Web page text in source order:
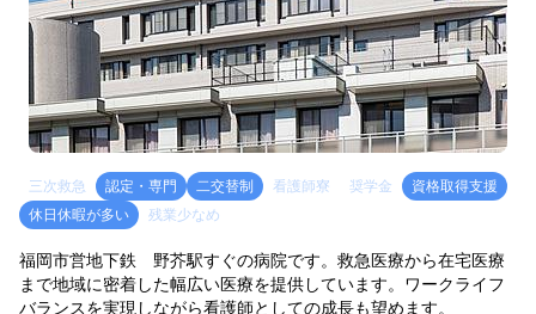
三次救急 認定・専門 二交替制 看護師寮 奨学金
資格取得支援
休日休暇が多い
残業少なめ
福岡市営地下鉄 野芥駅すぐの病院です。救急医療から在宅医療
まで地域に密着した幅広い医療を提供しています。ワークライフ
バランスを実現しながら看護師としての成長も望めます。